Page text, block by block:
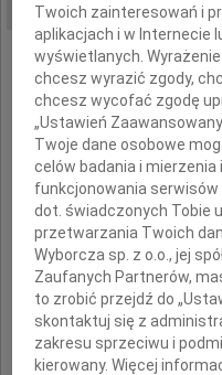
wyrazy
Twoich zainteresowań i
aplikacjach i w Internecie
wyświetlanych.
chcesz wyrazić zgody,
chcesz wycofać zgodę
„Ustawień
Twoje dane osobowe
celów badania i
funkcjonowania serwisów
dot. świadczonych Tobie
przetwarzania Twoich
Wyborcza sp. z o.o., jej
Zaufanych Partnerów,
to zrobić przejdź do
skontaktuj się z
zakresu sprzeciwu i
kierowany. Więcej